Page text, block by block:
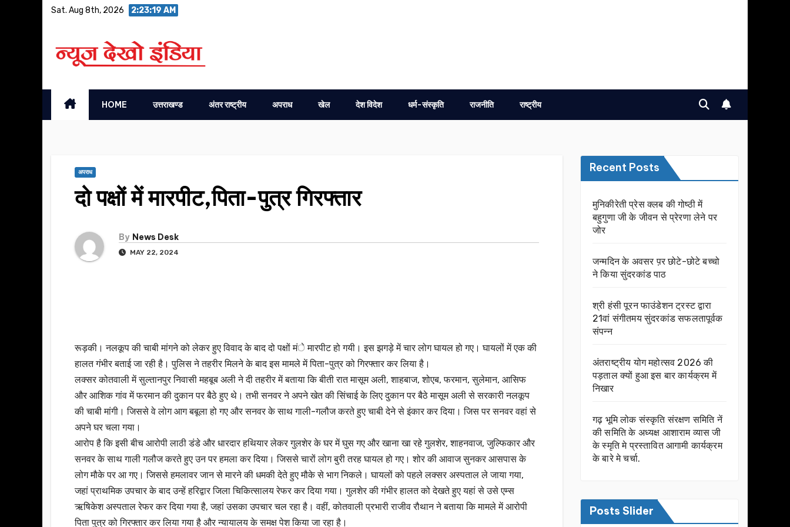
Sat. Aug 8th, 2026 2:23:20 AM
HOME उत्तराखण्ड अंतर राष्ट्रीय अपराध खेल देश विदेश धर्म-संस्कृति राजनीति राष्ट्रीय
अपराध
दो पक्षों में मारपीट,पिता-पुत्र गिरफ्तार
By News Desk
MAY 22, 2024
रूड़की। नलकूप की चाबी मांगने को लेकर हुए विवाद के बाद दो पक्षों मंे मारपीट हो गयी। इस झगड़े में चार लोग घायल हो गए। घायलों में एक की
हालत गंभीर बताई जा रही है। पुलिस ने तहरीर मिलने के बाद इस मामले में पिता-पुत्र को गिरफ्तार कर लिया है।
लक्सर कोतवाली में सुल्तानपुर निवासी महबूब अली ने दी तहरीर में बताया कि बीती रात मासूम अली, शाहबाज, शोएब, फरमान, सुलेमान, आसिफ
और आशिक गांव में फरमान की दुकान पर बैठे हुए थे। तभी सनवर ने अपने खेत की सिंचाई के लिए दुकान पर बैठे मासूम अली से सरकारी नलकूप
की चाबी मांगी। जिससे वे लोग आग बबूला हो गए और सनवर के साथ गाली-गलौज करते हुए चाबी देने से इंकार कर दिया। जिस पर सनवर वहां से
अपने घर चला गया।
आरोप है कि इसी बीच आरोपी लाठी डंडे और धारदार हथियार लेकर गुलशेर के घर में घुस गए और खाना खा रहे गुलशेर, शाहनवाज, जुल्फिकार और
सनवर के साथ गाली गलौज करते हुए उन पर हमला कर दिया। जिससे चारों लोग बुरी तरह घायल हो गए। शोर की आवाज सुनकर आसपास के
लोग मौके पर आ गए। जिससे हमलावर जान से मारने की धमकी देते हुए मौके से भाग निकले। घायलों को पहले लक्सर अस्पताल ले जाया गया,
जहां प्राथमिक उपचार के बाद उन्हें हरिद्वार जिला चिकित्सालय रेफर कर दिया गया। गुलशेर की गंभीर हालत को देखते हुए यहां से उसे एम्स
ऋषिकेश अस्पताल रेफर कर दिया गया है, जहां उसका उपचार चल रहा है। वहीं, कोतवाली प्रभारी राजीव रौथान ने बताया कि मामले में आरोपी
पिता पुत्र को गिरफ्तार कर लिया गया है और न्यायालय के समक्ष पेश किया जा रहा है।
Recent Posts
मुनिकीरेती प्रेस क्लब की गोष्ठी में
बहुगुणा जी के जीवन से प्रेरणा लेने पर
जोर
जन्मदिन के अवसर प़र छोटे-छोटे बच्चो
ने किया सुंदरकांड पाठ
श्री हंसी पूरन फाउंडेशन ट्रस्ट द्वारा
21वां संगीतमय सुंदरकांड सफलतापूर्वक
संपन्न
अंतराष्ट्रीय योग महोत्सव 2026 की
पड़ताल क्यों हुआ इस बार कार्यक्रम में
निखार
गढ़ भूमि लोक संस्कृति संरक्षण समिति नें
की समिति के अध्यक्ष आशाराम व्यास जी
के स्मृति मे प्रस्तावित आगामी कार्यक्रम
के बारे मे चर्चा.
Posts Slider